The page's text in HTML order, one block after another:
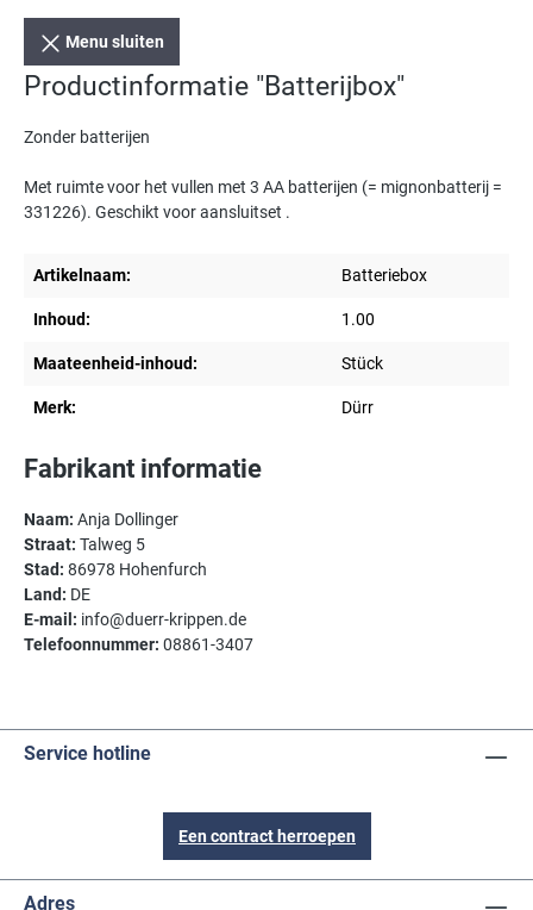
Menu sluiten
Productinformatie "Batterijbox"
Zonder batterijen
Met ruimte voor het vullen met 3 AA batterijen (= mignonbatterij =
331226). Geschikt voor aansluitset .
Artikelnaam: Batteriebox
Inhoud: 1.00
Maateenheid-inhoud: Stück
Merk: Dürr
Fabrikant informatie
Naam: Anja Dollinger
Straat: Talweg 5
Stad: 86978 Hohenfurch
Land: DE
E-mail: info@duerr-krippen.de
Telefoonnummer: 08861-3407
Service hotline
Een contract herroepen
Adres